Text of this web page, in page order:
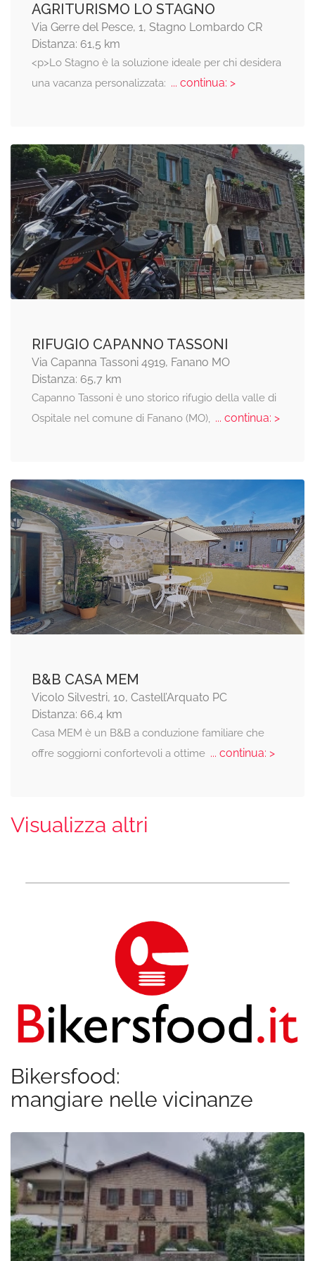
AGRITURISMO LO STAGNO
Via Gerre del Pesce, 1, Stagno Lombardo CR
Distanza: 61,5 km
<p>Lo Stagno è la soluzione ideale per chi desidera
una vacanza personalizzata: ... continua: >
RIFUGIO CAPANNO TASSONI
Via Capanna Tassoni 4919, Fanano MO
Distanza: 65,7 km
Capanno Tassoni è uno storico rifugio della valle di
Ospitale nel comune di Fanano (MO), ... continua: >
B&B CASA MEM
Vicolo Silvestri, 10, Castell’Arquato PC
Distanza: 66,4 km
Casa MEM è un B&B a conduzione familiare che
offre soggiorni confortevoli a ottime... continua: >
Visualizza altri
Bikersfood:
mangiare nelle vicinanze